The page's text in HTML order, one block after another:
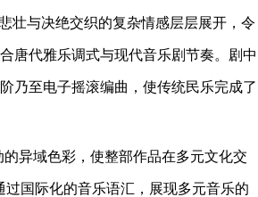
壮与决绝交织的复杂情感层层展开，令
唐代雅乐调式与现代音乐剧节奏。剧中
乃至电子摇滚编曲，使传统民乐完成了
异域色彩，使整部作品在多元文化交
国际化的音乐语汇，展现多元音乐的